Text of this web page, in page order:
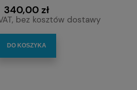
340,00 zł
bez kosztów dostawy
DO KOSZYKA